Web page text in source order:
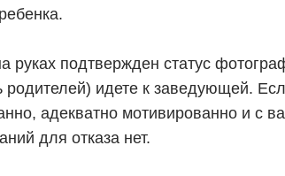
руках подтвержден статус
родителей) идете к заведующей.
адекватно мотивированно и с
для отказа нет.